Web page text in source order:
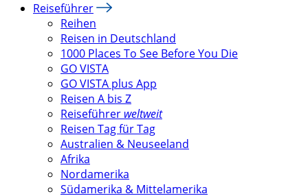
Reiseführer
Reihen
Reisen in Deutschland
1000 Places To See Before You Die
GO VISTA
GO VISTA plus App
Reisen A bis Z
Reiseführer weltweit
Reisen Tag für Tag
Australien & Neuseeland
Afrika
Nordamerika
Südamerika & Mittelamerika